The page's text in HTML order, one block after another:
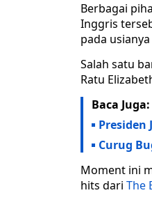
Berbagai
Inggris
pada
Salah satu
Ratu
Baca Juga:
Presiden
Curug
Moment ini
hits dari The